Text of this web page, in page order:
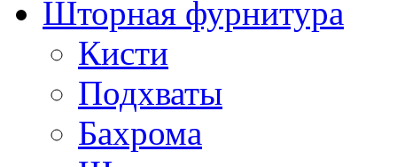
Шторная фурнитура
Кисти
Подхваты
Бахрома